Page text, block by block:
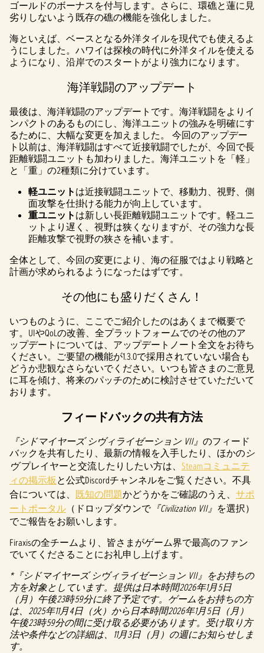
ゴールドのボーナスを付与します。さらに、環礁と蓮に見
劣りしないよう既存の礁の機能を強化しました。
海といえば、ベースとなる外洋タイルを現代でも使えるよ
うにしました。ハワイは探検の時代に外洋タイルを使える
ようになり、沿岸でのスタートがより強力になります。
海洋戦闘のアップデート
最後は、海洋戦闘のアップデートです。海洋戦闘をよりイ
ンパクトのあるものにし、海洋ユニットの強みを明確にす
るために、大幅な変更を加えました。 今回のアップデー
ト以前は、海洋戦闘はすべて近接戦闘でしたが、今回で長
距離戦闘ユニットも加わりました。海洋ユニットを「軽」
と「重」の2種類に分けています。
軽ユニットは近接戦闘ユニットで、移動力、視野、側
面攻撃を仕掛ける能力が向上しています。
重ユニットは新しい長距離戦闘ユニットです。軽ユニ
ットより遅く、視野は狭くなりますが、その強力な長
距離攻撃で視野の狭さを補います。
全体として、今回の変更により、海の征服ではより戦略と
計画が求められるようになったはずです。
その他にも盛りだくさん！
いつものように、ここでご紹介したのはあくまで概要で
す。UIやQoLの改善、全プラットフォームでのその他のア
ップデートについては、アップデートノート全文をお待ち
ください。ご要望の機能が1.3.0で採用されていない場合も
どうか悲観なさらないでください。いつも皆さまのご意見
に耳を傾け、将来のパッチのために検討させていただいて
おります。
フィードバックの共有方法
『シドマイヤーズ シヴィライゼーション VII』 のフィード
バックを共有したり、最新の情報を入手したり、ほかのシ
ヴプレイヤーと交流したりしたい方は、 Steamコミュニテ
ィの掲示板と公式Discordチャンネルをご覧ください。不具
合については、 既知の問題かどうかをご確認のうえ、 サポ
ートポータル （ドロップダウンで『Civilization VII』 を選択）
でご報告をお願いします。
Firaxisの全チームより、皆さまがゲーム界で最高のファン
でいてくださることにお礼申し上げます。
*『シドマイヤーズ シヴィライゼーション VII』をお持ちの
方を対象としています。提供は日本時間2026年1月5日
（月）午後23時59分に終了予定です。ゲームをお持ちの方
は、2025年11月4日（火）から日本時間2026年1月5日（月）
午後23時59分の間に受け取る必要があります。受け取り方
法や条件などの詳細は、11月3日（月）の週にお知らせしま
す。